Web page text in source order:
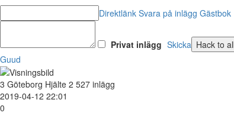
Direktlänk Svara på inlägg Gästbok
Privat inlägg Skicka
Guud
3 Göteborg Hjälte 2 527 inlägg
2019-04-12 22:01
0